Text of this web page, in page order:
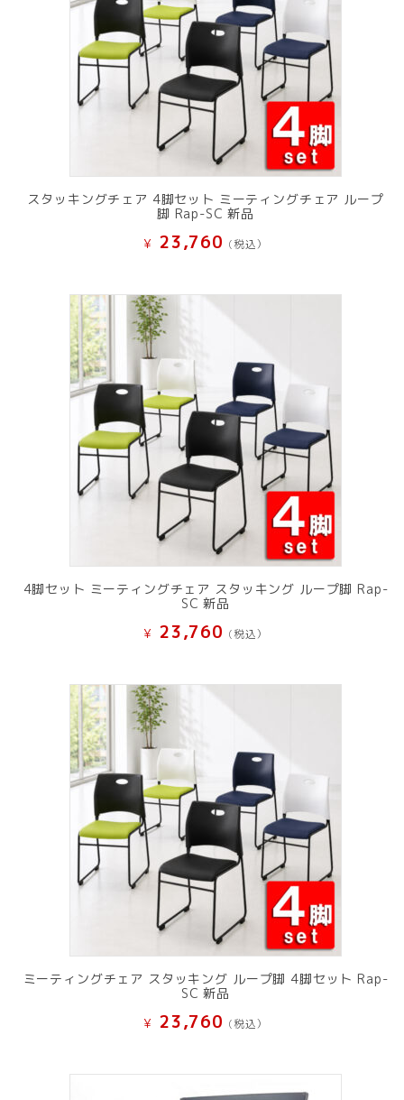
スタッキングチェア 4脚セット ミーティングチェア ループ
脚 Rap-SC 新品
¥ 23,760 (税込）
4脚セット ミーティングチェア スタッキング ループ脚 Rap-
SC 新品
¥ 23,760 (税込）
ミーティングチェア スタッキング ループ脚 4脚セット Rap-
SC 新品
¥ 23,760 (税込）